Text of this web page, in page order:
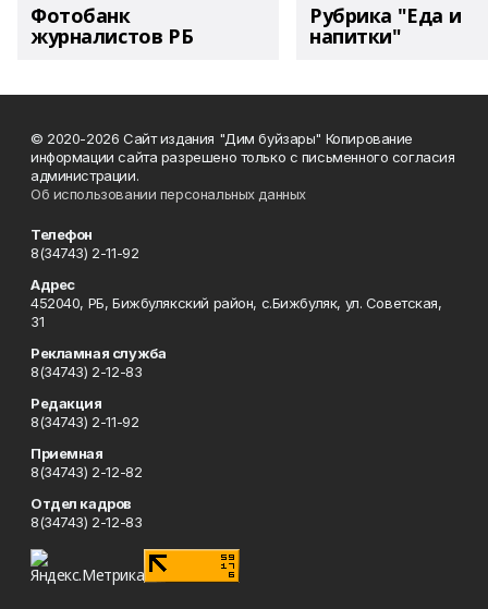
Фотобанк
журналистов РБ
Рубрика "Еда и
напитки"
© 2020-2026 Сайт издания "Дим буйзары" Копирование
информации сайта разрешено только с письменного согласия
администрации.
Об использовании персональных данных
Телефон
8(34743) 2-11-92
Адрес
452040, РБ, Бижбулякский район, с.Бижбуляк, ул. Советская,
31
Рекламная служба
8(34743) 2-12-83
Редакция
8(34743) 2-11-92
Приемная
8(34743) 2-12-82
Отдел кадров
8(34743) 2-12-83